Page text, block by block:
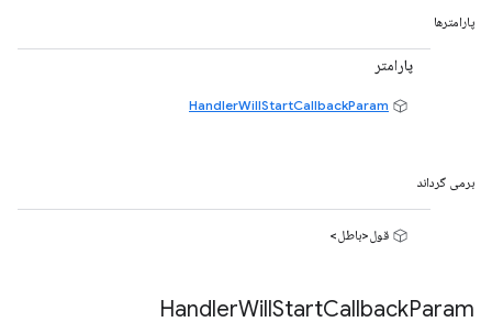
پارامترها
پارامتر
HandlerWillStartCallbackParam
برمی گرداند
قول<باطل>
HandlerWillStartCallbackParam